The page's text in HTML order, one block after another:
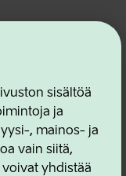
sisältöä
ja
, mainos- ja
vain siitä,
yhdistää